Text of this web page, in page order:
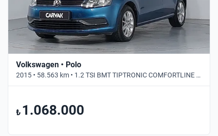
Volkswagen • Polo
2015 • 58.563 km • 1.2 TSI BMT TIPTRONIC COMFORTLINE • Otomatik
₺ 1.068.000